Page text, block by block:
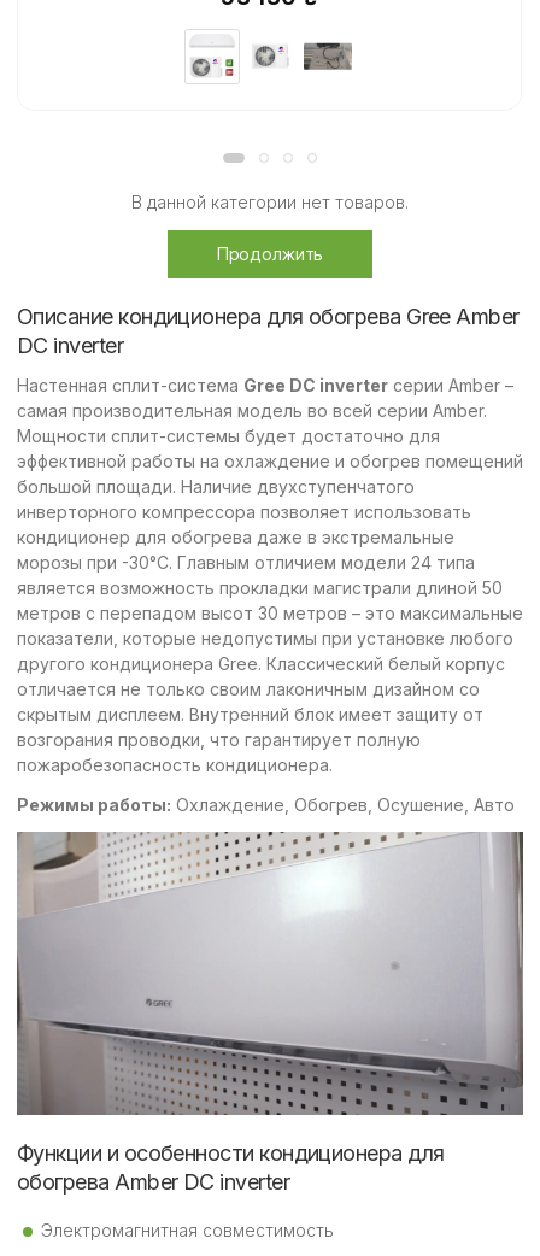
В данной категории нет товаров.
Продолжить
Описание кондиционера для обогрева Gree Amber
DC inverter
Настенная сплит-система Gree DC inverter серии Amber –
самая производительная модель во всей серии Amber.
Мощности сплит-системы будет достаточно для
эффективной работы на охлаждение и обогрев помещений
большой площади. Наличие двухступенчатого
инверторного компрессора позволяет использовать
кондиционер для обогрева даже в экстремальные
морозы при -30°C. Главным отличием модели 24 типа
является возможность прокладки магистрали длиной 50
метров с перепадом высот 30 метров – это максимальные
показатели, которые недопустимы при установке любого
другого кондиционера Gree. Классический белый корпус
отличается не только своим лаконичным дизайном со
скрытым дисплеем. Внутренний блок имеет защиту от
возгорания проводки, что гарантирует полную
пожаробезопасность кондиционера.
Режимы работы: Охлаждение, Обогрев, Осушение, Авто
Функции и особенности кондиционера для
обогрева Amber DC inverter
Электромагнитная совместимость